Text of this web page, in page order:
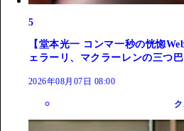
5
【堂本光一 コンマ一秒の恍惚
ェラーリ、マクラーレンの三つ
2026年08月07日 08:00